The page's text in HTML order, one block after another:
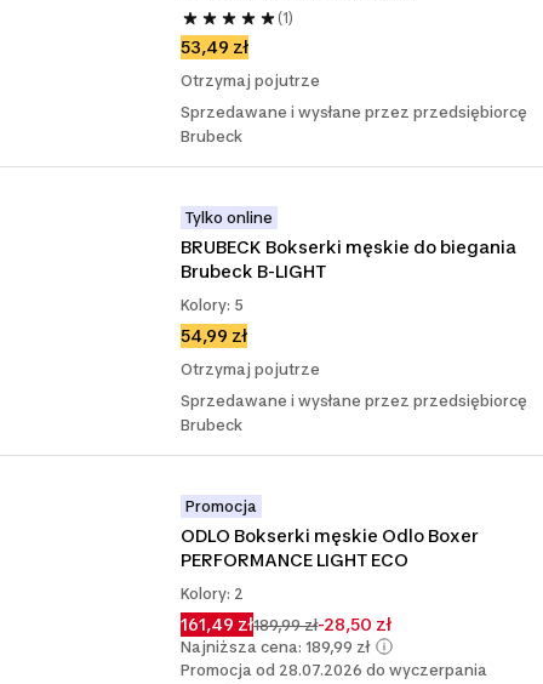
(1)
53,49 zł
Otrzymaj pojutrze
Sprzedawane i wysłane przez przedsiębiorcę
Brubeck
Tylko online
BRUBECK Bokserki męskie do biegania
Brubeck B-LIGHT
Kolory: 5
54,99 zł
Otrzymaj pojutrze
Sprzedawane i wysłane przez przedsiębiorcę
Brubeck
Promocja
ODLO Bokserki męskie Odlo Boxer
PERFORMANCE LIGHT ECO
Kolory: 2
161,49 zł189,99 zł-28,50 zł
Najniższa cena: 189,99 zł
Promocja od 28.07.2026 do wyczerpania